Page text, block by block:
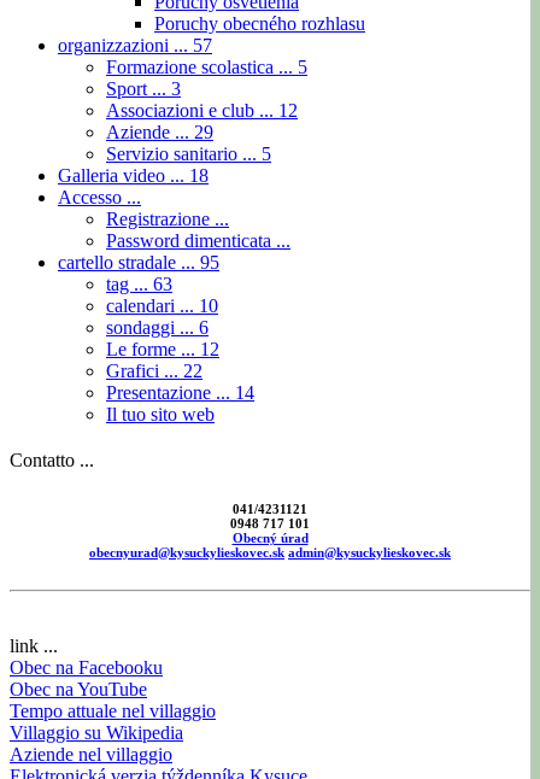
Poruchy obecného rozhlasu
organizzazioni ... 57
Formazione scolastica ... 5
Sport ... 3
Associazioni e club ... 12
Aziende ... 29
Servizio sanitario ... 5
Galleria video ... 18
Accesso ...
Registrazione ...
Password dimenticata ...
cartello stradale ... 95
tag ... 63
calendari ... 10
sondaggi ... 6
Le forme ... 12
Grafici ... 22
Presentazione ... 14
Il tuo sito web
Contatto ...
041/4231121
0948 717 101
Obecný úrad
obecnyurad@kysuckylieskovec.sk admin@kysuckylieskovec.sk
link ...
Obec na Facebooku
Obec na YouTube
Tempo attuale nel villaggio
Villaggio su Wikipedia
Aziende nel villaggio